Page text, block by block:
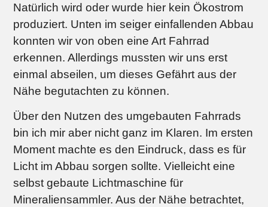
Natürlich wird oder wurde hier kein Ökostrom
produziert. Unten im seiger einfallenden Abbau
konnten wir von oben eine Art Fahrrad
erkennen. Allerdings mussten wir uns erst
einmal abseilen, um dieses Gefährt aus der
Nähe begutachten zu können.
Über den Nutzen des umgebauten Fahrrads
bin ich mir aber nicht ganz im Klaren. Im ersten
Moment machte es den Eindruck, dass es für
Licht im Abbau sorgen sollte. Vielleicht eine
selbst gebaute Lichtmaschine für
Mineraliensammler. Aus der Nähe betrachtet,